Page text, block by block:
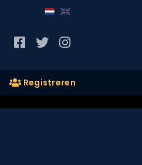
Registreren